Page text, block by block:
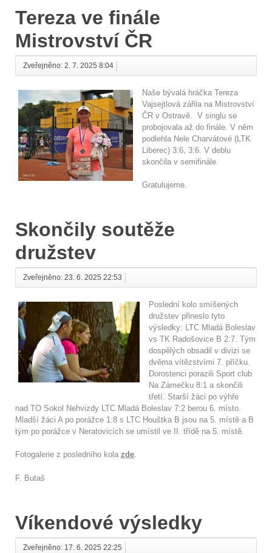
Tereza ve finále
Mistrovství ČR
Zveřejněno: 2. 7. 2025 8:04
Naše bývalá hráčka Tereza
Vajsejtlová zářila na Mistrovství
ČR v Ostravě. V singlu se
probojovala až do finále. V něm
podlehla Nele Charvátové (LTK
Liberec) 3:6, 3:6. V deblu
skončila v semifinále.
Gratulujeme.
Skončily soutěže
družstev
Zveřejněno: 23. 6. 2025 22:53
Poslední kolo smíšených
družstev přineslo tyto
výsledky: LTC Mladá Boleslav
vs TK Radošovice B 2:7. Tým
dospělých obsadil v divizi se
dvěma vítězstvími 7. příčku.
Dorostenci porazili Sport club
Na Zámečku 8:1 a skončili
třetí. Starší žáci po výhře
nad TO Sokol Nehvizdy LTC Mladá Boleslav 7:2 berou 6. místo.
Mladší žáci A po porážce 1:8 s LTC Houštka B jsou na 5. místě a B
tým po porážce v Neratovicích se umístil ve II. třídě na 5. místě.
Fotogalerie z posledního kola zde.
F. Butaš
Víkendové výsledky
Zveřejněno: 17. 6. 2025 22:25